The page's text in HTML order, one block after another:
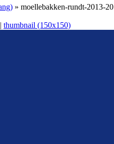
» moellebakken-rundt-2013-20
| thumbnail (150x150)